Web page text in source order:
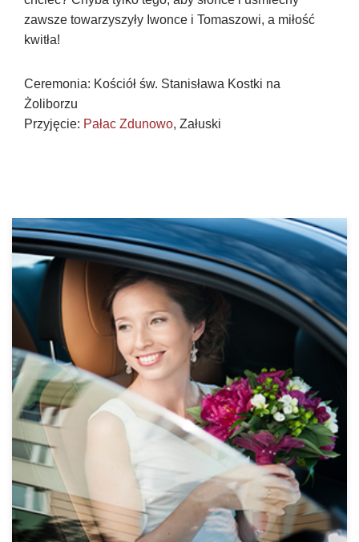
zawsze towarzyszyły Iwonce i Tomaszowi, a miłość
kwitła!
Ceremonia: Kościół św. Stanisława Kostki na
Żoliborzu
Przyjęcie: Pałac Zdunowo, Załuski